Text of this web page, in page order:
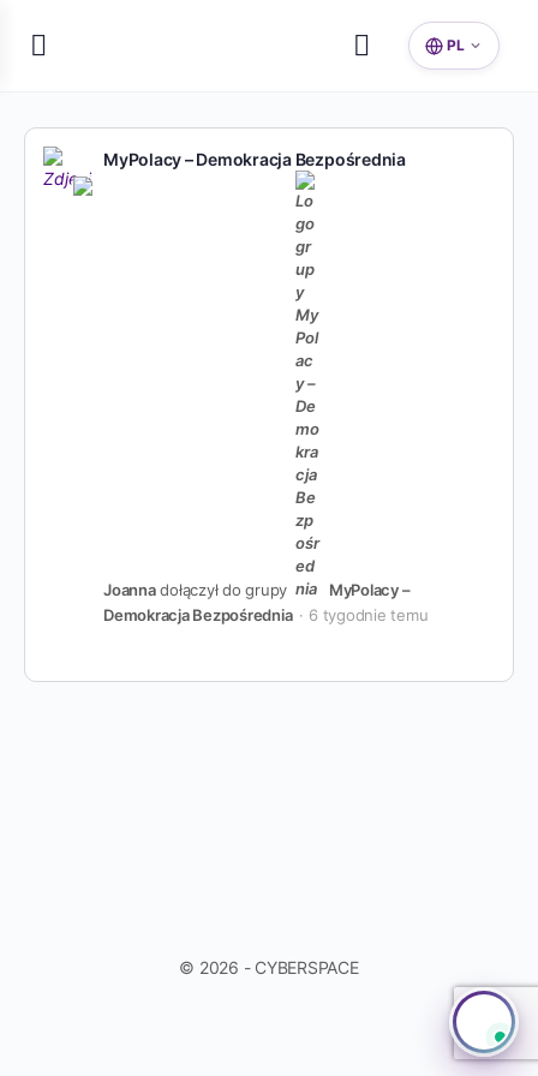
PL
MyPolacy – Demokracja Bezpośrednia
Joannadołączył do grupy
MyPolacy –
Demokracja Bezpośrednia
6 tygodnie temu
© 2026 - CYBERSPACE